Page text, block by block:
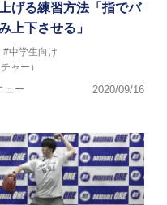
げる練習方法「指でバ
上下させる」
#中学生向け
ャー）
ュー
2020/09/16